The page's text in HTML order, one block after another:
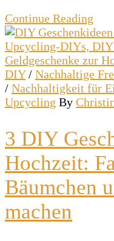
Continue Reading
DIY/ Nachhaltige
/ Nachhaltigkeit für
Upcycling By
3 DIY
Hochzeit:
Bäumchen
machen